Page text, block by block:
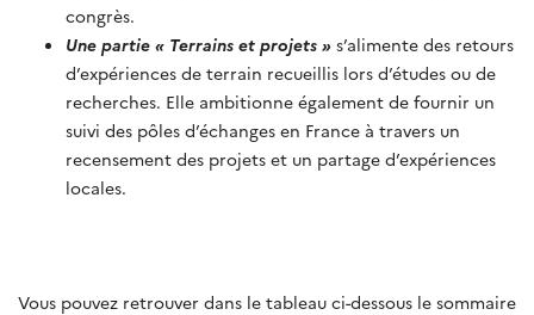
congrès.
Une partie « Terrains et projets » s’alimente des retours
d’expériences de terrain recueillis lors d’études ou de
recherches. Elle ambitionne également de fournir un
suivi des pôles d’échanges en France à travers un
recensement des projets et un partage d’expériences
locales.
Vous pouvez retrouver dans le tableau ci-dessous le sommaire